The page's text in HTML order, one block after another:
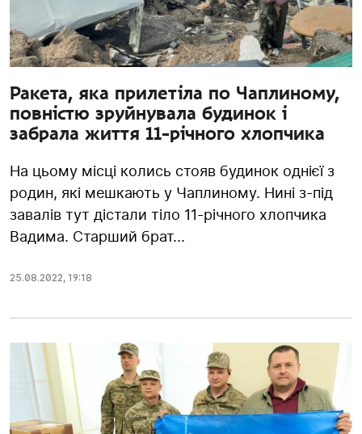
Ракета, яка прилетіла по Чаплиному,
повністю зруйнувала будинок і
забрала життя 11-річного хлопчика
На цьому місці колись стояв будинок однієї з
родин, які мешкають у Чаплиному. Нині з-під
завалів тут дістали тіло 11-річного хлопчика
Вадима. Старший брат...
25.08.2022, 19:18